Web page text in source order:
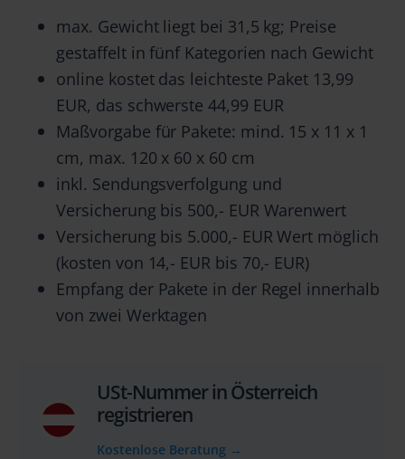
max. Gewicht liegt bei 31,5 kg; Preise
gestaffelt in fünf Kategorien nach Gewicht
online kostet das leichteste Paket 13,99
EUR, das schwerste 44,99 EUR
Maßvorgabe für Pakete: mind. 15 x 11 x 1
cm, max. 120 x 60 x 60 cm
inkl. Sendungsverfolgung und
Versicherung bis 500,- EUR Warenwert
Versicherung bis 5.000,- EUR Wert möglich
(kosten von 14,- EUR bis 70,- EUR)
Empfang der Pakete in der Regel innerhalb
von zwei Werktagen
USt-Nummer in Österreich
registrieren
Kostenlose Beratung →